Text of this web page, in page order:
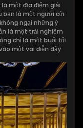
một địa điểm giải
bạn là một người cởi
ngại những ý
là một trải nghiệm
chỉ là một buổi tối
một vai diễn đầy